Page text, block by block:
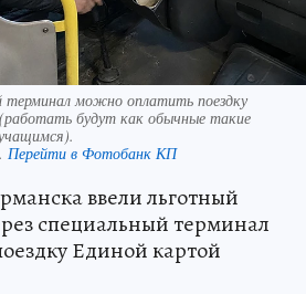
терминал можно оплатить поездку
будут как обычные такие
Перейти в Фотобанк КП
ввели льготный
специальный терминал
Единой картой